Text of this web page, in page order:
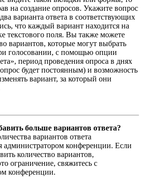
на создание опросов. Укажите вопрос
варианта ответа в соответствующих
что каждый вариант находится на
текстового поля. Вы также можете
вариантов, которые могут выбрать
голосовании, с помощью опции
период проведения опроса в днях
опрос будет постоянным) и возможность
вариант, за который они
больше вариантов ответа?
вариантов ответа
администратором конференции. Если
количество вариантов,
ограничение, свяжитесь с
конференции.